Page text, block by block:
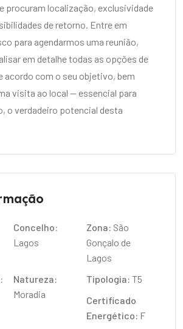
procuram localização, exclusividade
de retorno. Entre em
para agendarmos uma reunião,
em detalhe todas as opções de
acordo com o seu objetivo, bem
visita ao local — essencial para
o verdadeiro potencial desta
Concelho:
Lagos
Zona: São
Gonçalo de
Lagos
Natureza:
Moradia
Tipologia: T5
Certificado
Energético: F